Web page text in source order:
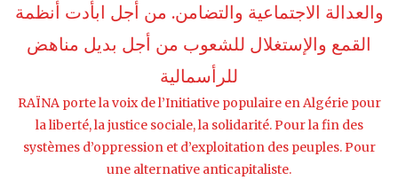
والعدالة الاجتماعية والتضامن. من أجل ابأدت أنظمة
القمع واﻹستغلال للشعوب من أجل بديل مناهض
للرأسمالية
RAÏNA porte la voix de l’Initiative populaire en Algérie pour
la liberté, la justice sociale, la solidarité. Pour la fin des
systèmes d’oppression et d’exploitation des peuples. Pour
une alternative anticapitaliste.